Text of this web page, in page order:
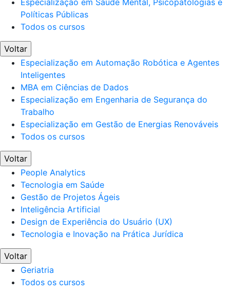
Especialização em Saúde Mental, Psicopatologias e
Políticas Públicas
Todos os cursos
Voltar
Especialização em Automação Robótica e Agentes
Inteligentes
MBA em Ciências de Dados
Especialização em Engenharia de Segurança do
Trabalho
Especialização em Gestão de Energias Renováveis
Todos os cursos
Voltar
People Analytics
Tecnologia em Saúde
Gestão de Projetos Ágeis
Inteligência Artificial
Design de Experiência do Usuário (UX)
Tecnologia e Inovação na Prática Jurídica
Voltar
Geriatria
Todos os cursos